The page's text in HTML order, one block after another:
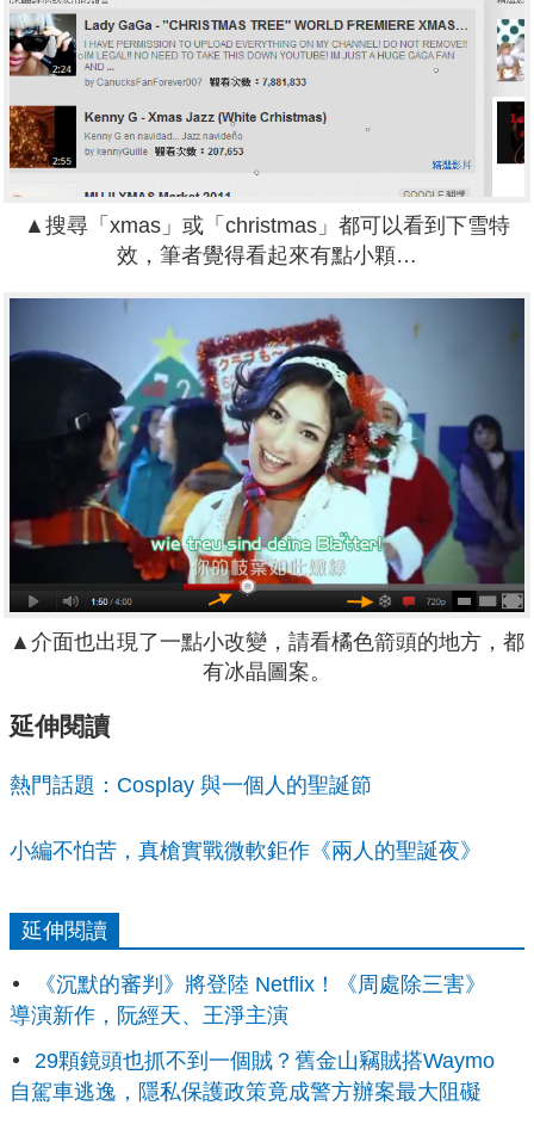
▲搜尋「xmas」或「christmas」都可以看到下雪特
效，筆者覺得看起來有點小顆…
▲介面也出現了一點小改變，請看橘色箭頭的地方，都
有冰晶圖案。
延伸閱讀
熱門話題：Cosplay 與一個人的聖誕節
小編不怕苦，真槍實戰微軟鉅作《兩人的聖誕夜》
延伸閱讀
《沉默的審判》將登陸 Netflix！《周處除三害》
導演新作，阮經天、王淨主演
29顆鏡頭也抓不到一個賊？舊金山竊賊搭Waymo
自駕車逃逸，隱私保護政策竟成警方辦案最大阻礙